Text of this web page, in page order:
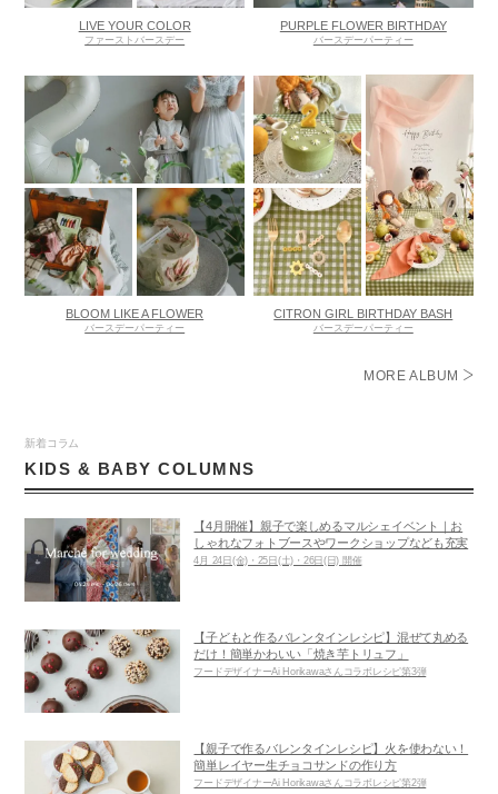
LIVE YOUR COLOR
ファーストバースデー
PURPLE FLOWER BIRTHDAY
バースデーパーティー
BLOOM LIKE A FLOWER
バースデーパーティー
CITRON GIRL BIRTHDAY BASH
バースデーパーティー
MORE ALBUM
新着コラム
KIDS & BABY COLUMNS
【4月開催】親子で楽しめるマルシェイベント｜お
しゃれなフォトブースやワークショップなども充実
4月 24日(金)・25日(土)・26日(日) 開催
【子どもと作るバレンタインレシピ】混ぜて丸める
だけ！簡単かわいい「焼き芋トリュフ」
フードデザイナーAi Horikawaさんコラボレシピ第3弾
【親子で作るバレンタインレシピ】火を使わない！
簡単レイヤー生チョコサンドの作り方
フードデザイナーAi Horikawaさんコラボレシピ第2弾